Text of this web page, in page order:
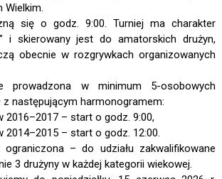
Wielkim.
się o godz. 9:00. Turniej ma charakter
i skierowany jest do amatorskich drużyn,
obecnie w rozgrywkach organizowanych
prowadzona w minimum 5-osobowych
z następującym harmonogramem:
2016–2017 – start o godz. 9:00,
2014–2015 – start o godz. 12:00.
– do udziału zakwalifikowane
3 drużyny w każdej kategorii wiekowej.